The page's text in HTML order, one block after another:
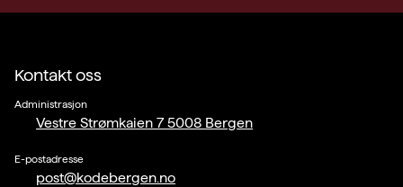
Kontakt oss
Administrasjon
Vestre Strømkaien 7 5008 Bergen
E-postadresse
post@kodebergen.no